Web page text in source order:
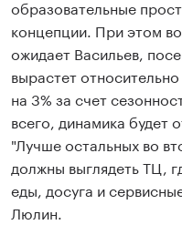
образовательные
концепции. При этом
ожидает Васильев,
вырастет
на 3% за счет
всего, динамика будет
"Лучше остальных во
должны выглядеть ТЦ,
еды, досуга и
Люлин.